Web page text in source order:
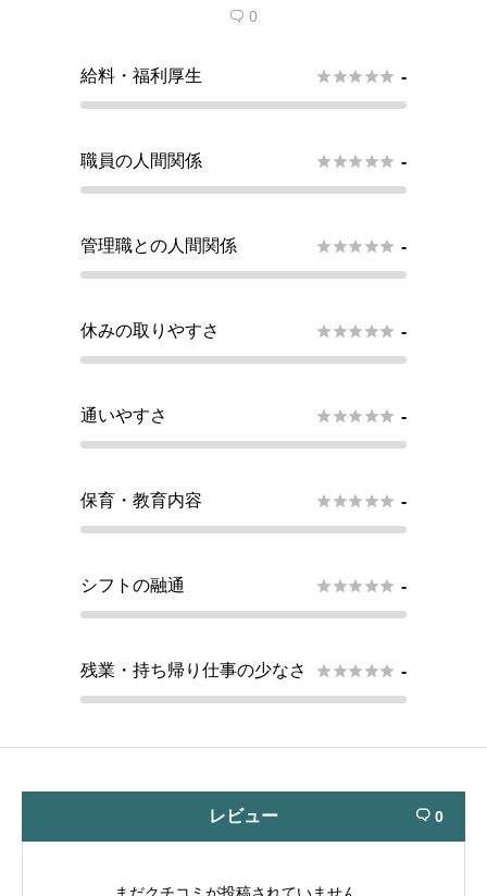
 0
給料・福利厚生  -
職員の人間関係  -
管理職との人間関係  -
休みの取りやすさ  -
通いやすさ  -
保育・教育内容  -
シフトの融通  -
残業・持ち帰り仕事の少なさ  -
レビュー  0
まだクチコミが投稿されていません。